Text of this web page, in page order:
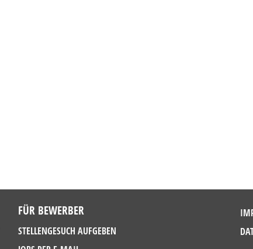
FÜR BEWERBER
STELLENGESUCH AUFGEBEN